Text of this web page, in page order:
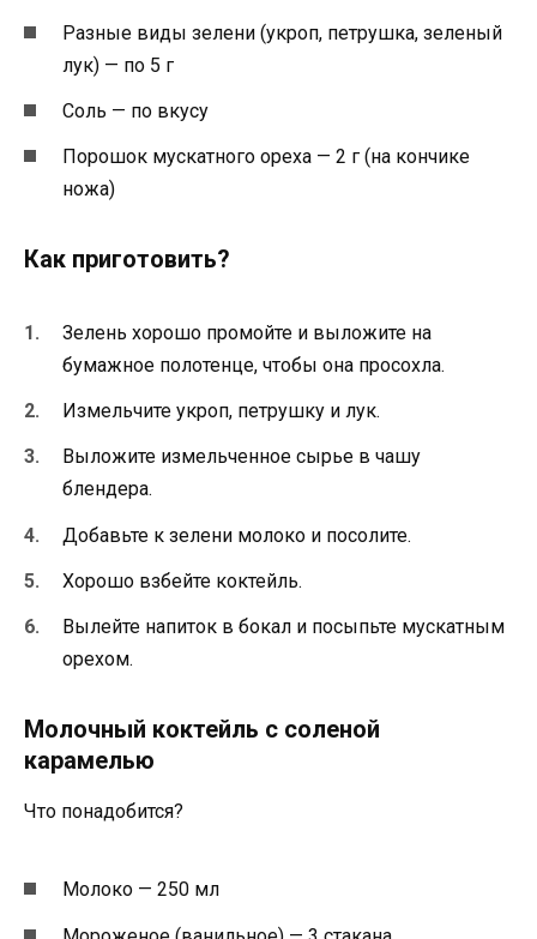
Разные виды зелени (укроп, петрушка, зеленый
лук) — по 5 г
Соль — по вкусу
Порошок мускатного ореха — 2 г (на кончике
ножа)
Как приготовить?
Зелень хорошо промойте и выложите на
бумажное полотенце, чтобы она просохла.
Измельчите укроп, петрушку и лук.
Выложите измельченное сырье в чашу
блендера.
Добавьте к зелени молоко и посолите.
Хорошо взбейте коктейль.
Вылейте напиток в бокал и посыпьте мускатным
орехом.
Молочный коктейль с соленой
карамелью
Что понадобится?
Молоко — 250 мл